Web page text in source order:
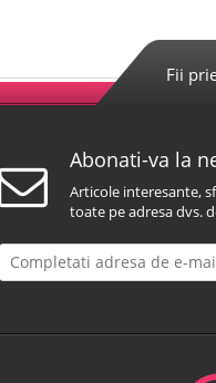
Fii
Abonati-va la
Articole interesante,
toate pe adresa dvs.